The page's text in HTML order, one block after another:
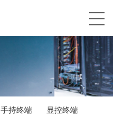
手持终端 显控终端